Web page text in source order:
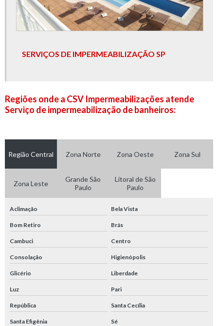
SERVIÇOS DE IMPERMEABILIZAÇÃO SP
Regiões onde a CSV Impermeabilizações atende
Serviço de impermeabilização de banheiros:
Região Central Zona Norte Zona Oeste Zona Sul
Zona Leste
Grande São
Paulo
Litoral de São
Paulo
Aclimação Bela Vista
Bom Retiro Brás
Cambuci Centro
Consolação Higienópolis
Glicério Liberdade
Luz Pari
República Santa Cecília
Santa Efigênia Sé